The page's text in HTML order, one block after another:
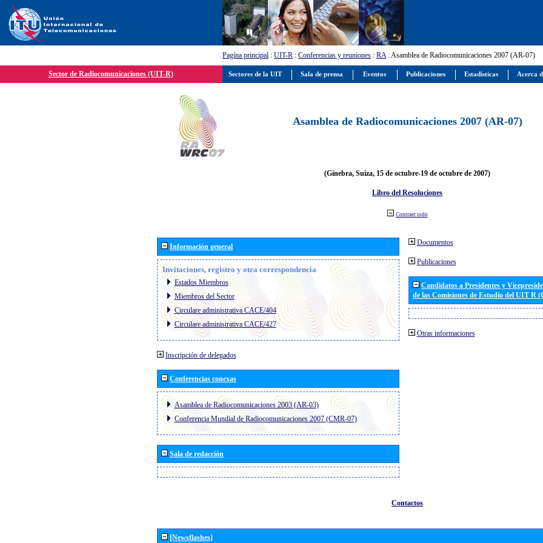
Pagína principal : UIT-R : Conferencias y reuniones : RA: Asamblea de Radiocomunicaciones 2007 (AR-07)
Sector de Radiocomunicaciones (UIT-R)
Asamblea de Radiocomunicaciones 2007 (AR-07)
(Ginebra, Suiza, 15 de octubre-19 de octubre de 2007)
Libro del Resoluciones
Contraer todo
Información general
Invitaciones, registro y otra correspondencia
Estados Miembros
Miembros del Sector
Circulare administrativa CACE/404
Circulare administrativa CACE/427
Inscripción de delegados
Conferencias conexas
Asamblea de Radiocomunicaciones 2003 (AR-03)
Conferencia Mundial de Radiocomunicaciones 2007 (CMR-07)
Sala de redacción
Documentos
Publicaciones
Candidatos a Presidentes y
de las Comisiones de Estudio del UIT R
Otras informaciones
Contactos
[Newsflashes]
Sectores de la UIT Sala de prensa Eventos Publicaciones Estadísticas Acerca